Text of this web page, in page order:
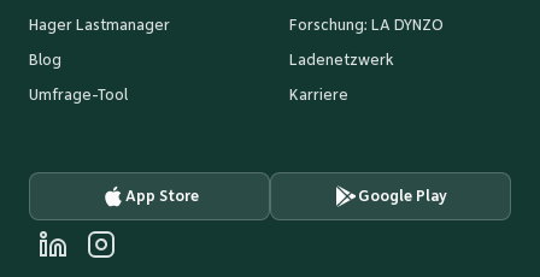
Hager Lastmanager
Blog
Umfrage-Tool
Forschung: LA DYNZO
Ladenetzwerk
Karriere
App Store Google Play